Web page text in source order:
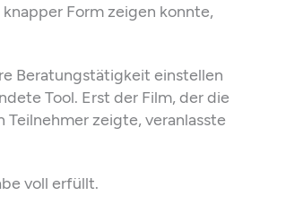
Form zeigen konnte,
Beratungstätigkeit einstellen
Tool. Erst der Film, der die
zeigte, veranlasste
voll erfüllt.